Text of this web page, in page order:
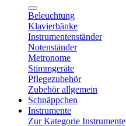
Beleuchtung
Klavierbänke
Instrumentenständer
Notenständer
Metronome
Stimmgeräte
Pflegezubehör
Zubehör allgemein
Schnäppchen
Instrumente
Zur Kategorie Instrumente